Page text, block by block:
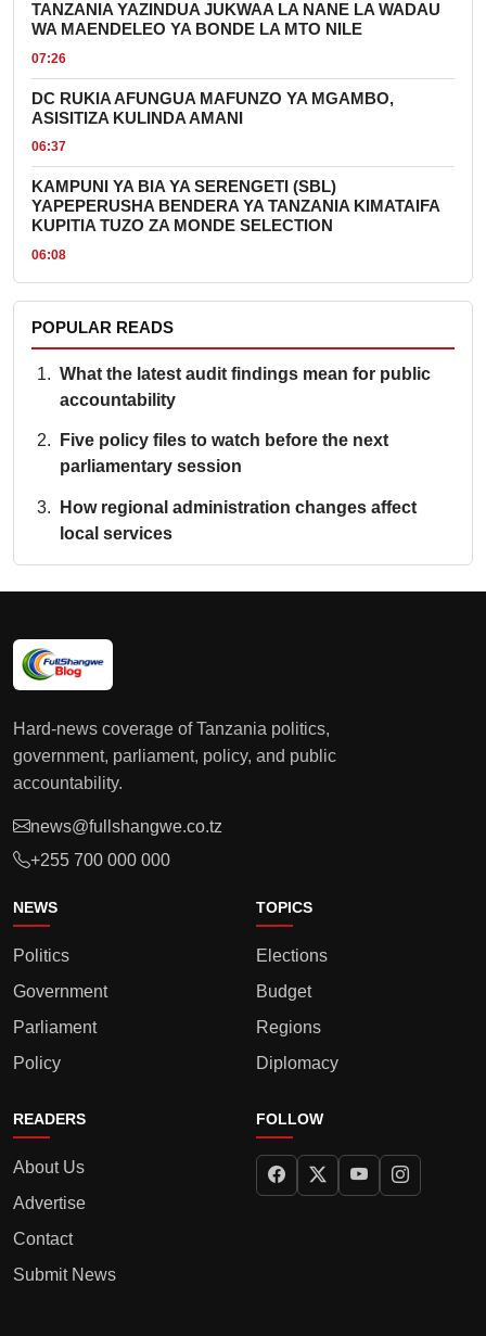
TANZANIA YAZINDUA JUKWAA LA NANE LA WADAU
WA MAENDELEO YA BONDE LA MTO NILE
07:26
DC RUKIA AFUNGUA MAFUNZO YA MGAMBO,
ASISITIZA KULINDA AMANI
06:37
KAMPUNI YA BIA YA SERENGETI (SBL)
YAPEPERUSHA BENDERA YA TANZANIA KIMATAIFA
KUPITIA TUZO ZA MONDE SELECTION
06:08
POPULAR READS
What the latest audit findings mean for public
accountability
Five policy files to watch before the next
parliamentary session
How regional administration changes affect
local services
Hard-news coverage of Tanzania politics,
government, parliament, policy, and public
accountability.
news@fullshangwe.co.tz
+255 700 000 000
NEWS
Politics
Government
Parliament
Policy
TOPICS
Elections
Budget
Regions
Diplomacy
READERS
About Us
Advertise
Contact
Submit News
FOLLOW